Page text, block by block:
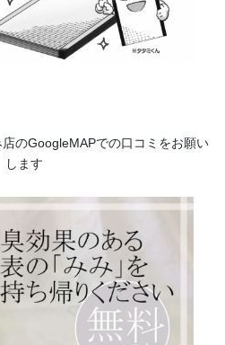
のGoogleMAPでの口コミをお願い
します